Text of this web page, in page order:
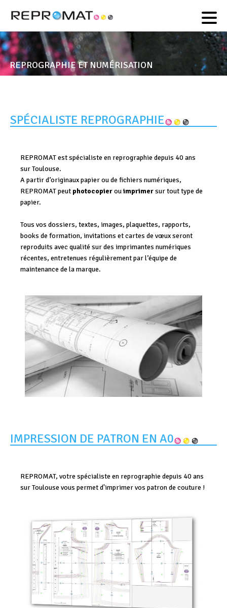
31000 Toulouse
05 61 23 64 12
REPROGRAPHIE ET NUMÉRISATION
SPÉCIALISTE REPROGRAPHIE
REPROMAT est spécialiste en reprographie depuis 40 ans
sur Toulouse.
A partir d’originaux papier ou de fichiers numériques,
REPROMAT peut photocopierouimprimersur tout type de
papier.
Tous vos dossiers, textes, images, plaquettes, rapports,
books de formation, invitations et cartes de vœux seront
reproduits avec qualité sur des imprimantes numériques
récentes, entretenues régulièrement par l’équipe de
maintenance de la marque.
IMPRESSION DE PATRON EN A0
REPROMAT, votre spécialiste en reprographie depuis 40 ans
sur Toulouse vous permet d'imprimer vos patron de couture !